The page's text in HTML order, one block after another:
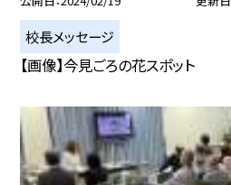
校長メッセージ
【画像】今見ごろの花スポット